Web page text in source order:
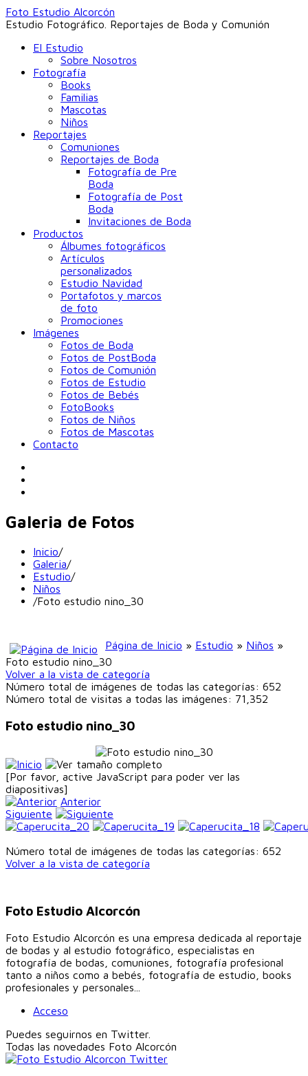
Foto Estudio Alcorcón
Estudio Fotográfico. Reportajes de Boda y Comunión
El Estudio
Sobre Nosotros
Fotografía
Books
Familias
Mascotas
Niños
Reportajes
Comuniones
Reportajes de Boda
Fotografía de Pre
Boda
Fotografía de Post
Boda
Invitaciones de Boda
Productos
Álbumes fotográficos
Artículos
personalizados
Estudio Navidad
Portafotos y marcos
de foto
Promociones
Imágenes
Fotos de Boda
Fotos de PostBoda
Fotos de Comunión
Fotos de Estudio
Fotos de Bebés
FotoBooks
Fotos de Niños
Fotos de Mascotas
Contacto
Galeria de Fotos
Inicio/
Galeria/
Estudio/
Niños
/Foto estudio nino_30
Página de Inicio » Estudio » Niños »
Foto estudio nino_30
Volver a la vista de categoría
Número total de imágenes de todas las categorías: 652
Número total de visitas a todas las imágenes: 71,352
Foto estudio nino_30
[Por favor, active JavaScript para poder ver las
diapositivas]
Anterior
Siguiente
Número total de imágenes de todas las categorías: 652
Volver a la vista de categoría
Foto Estudio Alcorcón
Foto Estudio Alcorcón es una empresa dedicada al reportaje
de bodas y al estudio fotográfico, especialistas en
fotografía de bodas, comuniones, fotografía profesional
tanto a niños como a bebés, fotografía de estudio, books
profesionales y personales...
Acceso
Puedes seguirnos en Twitter.
Todas las novedades Foto Alcorcón